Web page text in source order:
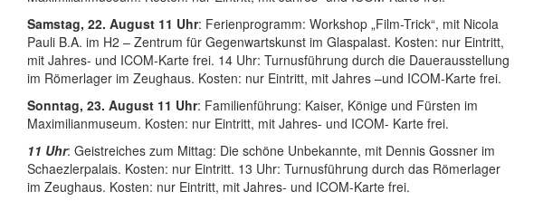
Samstag, 22. August 11 Uhr: Ferienprogramm: Workshop „Film-Trick“, mit Nicola
Pauli B.A. im H2 – Zentrum für Gegenwartskunst im Glaspalast. Kosten: nur Eintritt,
mit Jahres- und ICOM-Karte frei. 14 Uhr: Turnusführung durch die Dauerausstellung
im Römerlager im Zeughaus. Kosten: nur Eintritt, mit Jahres –und ICOM-Karte frei.
Sonntag, 23. August 11 Uhr: Familienführung: Kaiser, Könige und Fürsten im
Maximilianmuseum. Kosten: nur Eintritt, mit Jahres- und ICOM- Karte frei.
11 Uhr: Geistreiches zum Mittag: Die schöne Unbekannte, mit Dennis Gossner im
Schaezlerpalais. Kosten: nur Eintritt. 13 Uhr: Turnusführung durch das Römerlager
im Zeughaus. Kosten: nur Eintritt, mit Jahres- und ICOM-Karte frei.